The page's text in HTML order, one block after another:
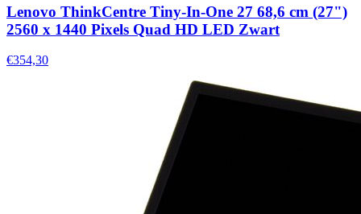
Lenovo ThinkCentre Tiny-In-One 27 68,6 cm (27")
2560 x 1440 Pixels Quad HD LED Zwart
€354,30